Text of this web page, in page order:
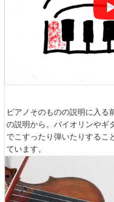
ピアノそのものの説明に入る
の説明から。バイオリンやギ
でこすったり弾いたりするこ
ています。